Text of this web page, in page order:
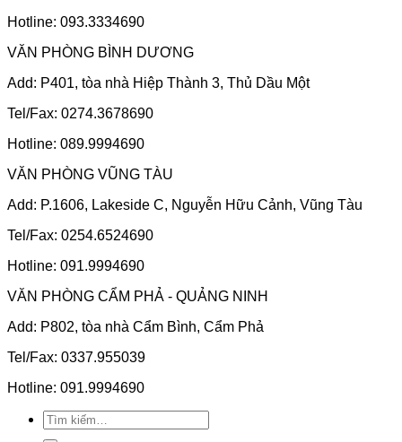
Hotline: 093.3334690
VĂN PHÒNG BÌNH DƯƠNG
Add: P401, tòa nhà Hiệp Thành 3, Thủ Dầu Một
Tel/Fax: 0274.3678690
Hotline: 089.9994690
VĂN PHÒNG VŨNG TÀU
Add: P.1606, Lakeside C, Nguyễn Hữu Cảnh, Vũng Tàu
Tel/Fax: 0254.6524690
Hotline: 091.9994690
VĂN PHÒNG CẨM PHẢ - QUẢNG NINH
Add: P802, tòa nhà Cẩm Bình, Cẩm Phả
Tel/Fax: 0337.955039
Hotline: 091.9994690
Tìm
kiếm: